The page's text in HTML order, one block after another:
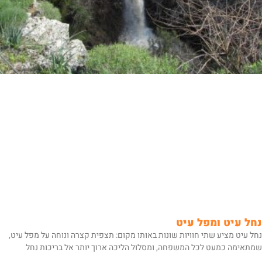
נחל עיט ומפל עיט
נחל עיט מציע שתי חוויות שונות באותו מקום: תצפית קצרה ונוחה על מפל עיט,
שמתאימה כמעט לכל המשפחה, ומסלול הליכה ארוך יותר אל בריכות נחל